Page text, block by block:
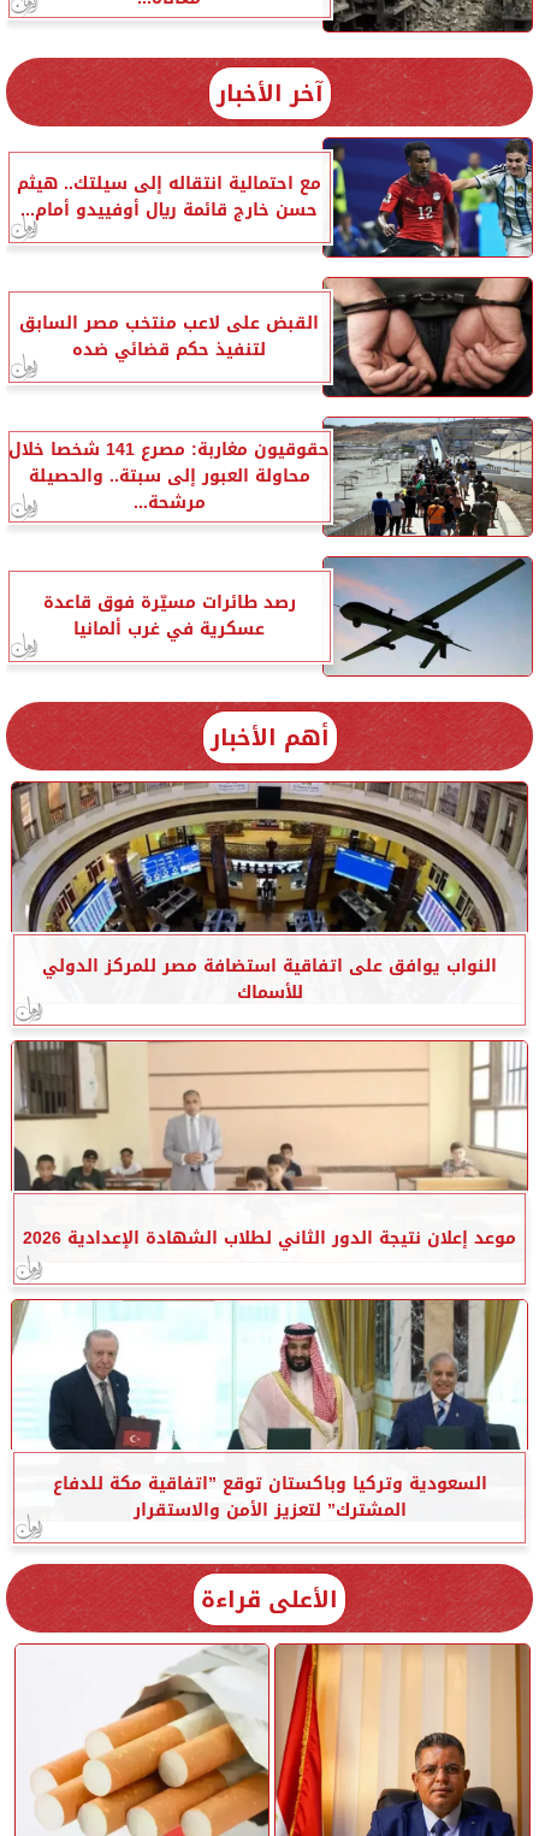
آخر الأخبار
مع احتمالية انتقاله إلى سيلتك.. هيثم
حسن خارج قائمة ريال أوفييدو أمام...
القبض على لاعب منتخب مصر السابق
لتنفيذ حكم قضائي ضده
حقوقيون مغاربة: مصرع 141 شخصا خلال
محاولة العبور إلى سبتة.. والحصيلة
مرشحة...
رصد طائرات مسيّرة فوق قاعدة
عسكرية في غرب ألمانيا
أهم الأخبار
النواب يوافق على اتفاقية استضافة مصر للمركز الدولي
للأسماك
موعد إعلان نتيجة الدور الثاني لطلاب الشهادة الإعدادية 2026
السعودية وتركيا وباكستان توقع ”اتفاقية مكة للدفاع
المشترك” لتعزيز الأمن والاستقرار
الأعلى قراءة